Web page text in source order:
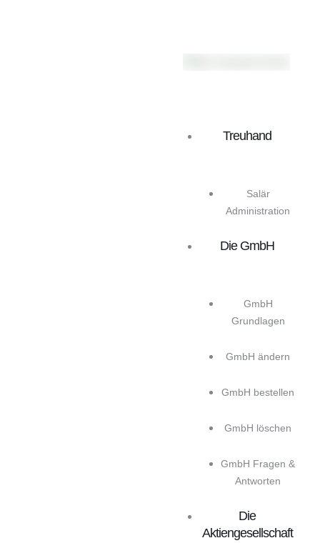
Treuhand
Salär
Administration
Die GmbH
GmbH
Grundlagen
GmbH ändern
GmbH bestellen
GmbH löschen
GmbH Fragen &
Antworten
Die
Aktiengesellschaft